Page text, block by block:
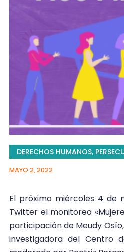
DERECHOS HUMANOS,
MAYO 2, 2022
El próximo miércoles 4 de
Twitter el monitoreo
participación de Meudy
investigadora del Centro